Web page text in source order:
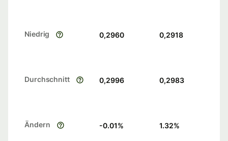
Niedrig 0,2960 0,2918
Durchschnitt 0,2996 0,2983
Ändern -0.01% 1.32%